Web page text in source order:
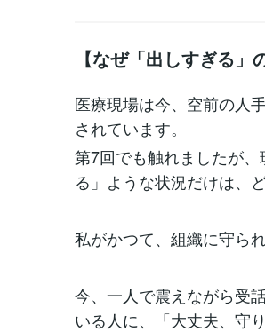
【なぜ「出しすぎる」
医療現場は今、空前の人
されています。
第7回でも触れましたが
る」ような状況だけは、
私がかつて、組織に守ら
今、一人で震えながら受
いる人に、「大丈夫、守